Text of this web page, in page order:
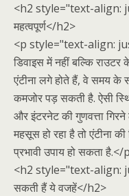
<h2 style="text-align:
महत्वपूर्ण</h2>
<p style="text-align:
डिवाइस में नहीं बल्कि राउटर
एंटीना लगे होते हैं, वे समय के
कमजोर पड़ सकती है. ऐसी
और इंटरनेट की गुणवत्ता
महसूस हो रहा है तो एंटीना
प्रभावी उपाय हो सकता है.</
<h2 style="text-align:
सकती हैं ये वजहें</h2>